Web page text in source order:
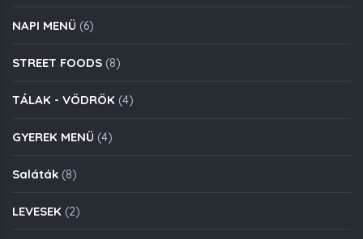
NAPI MENÜ (6)
STREET FOODS (8)
TÁLAK - VÖDRÖK (4)
GYEREK MENÜ (4)
Saláták (8)
LEVESEK (2)